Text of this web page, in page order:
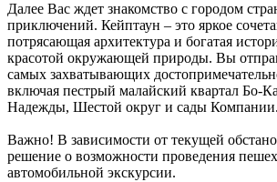
Далее Вас ждет знакомство с городом
приключений. Кейптаун – это яркое
потрясающая архитектура и богатая
красотой окружающей природы. Вы
самых захватывающих
включая пестрый малайский квартал Бо-
Надежды, Шестой округ и сады Компании.
Важно! В зависимости от текущей
решение о возможности проведения
автомобильной экскурсии.